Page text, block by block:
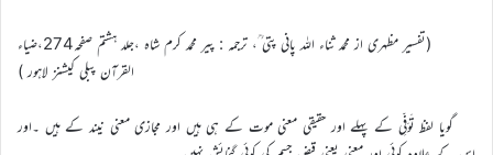
(تفسیر مظہری از محمد ثناء اللہ پانی پتی ؒ، ترجمہ : پیر محمد کرم شاہ ،جلد ہشتم صفحہ274،ضیاء
القرآن پبلی کیشنز لاہور )
گویا لفظ تَوَفِّی کے پہلے اور حقیقی معنی موت کے ہی ہیں اور مجازی معنی نیند کے ہیں ۔اور